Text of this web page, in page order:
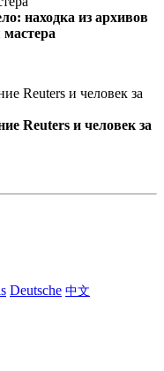
находка из архивов
Reuters и человек за
Deutsche 中文